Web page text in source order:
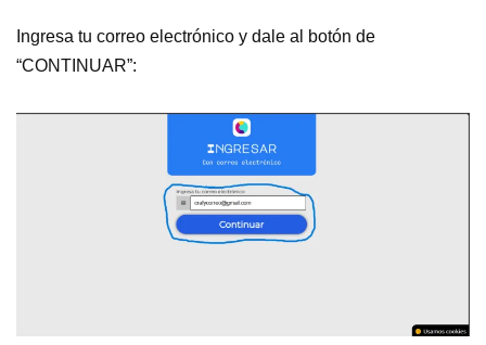
Ingresa tu correo electrónico y dale al botón de
“CONTINUAR”: